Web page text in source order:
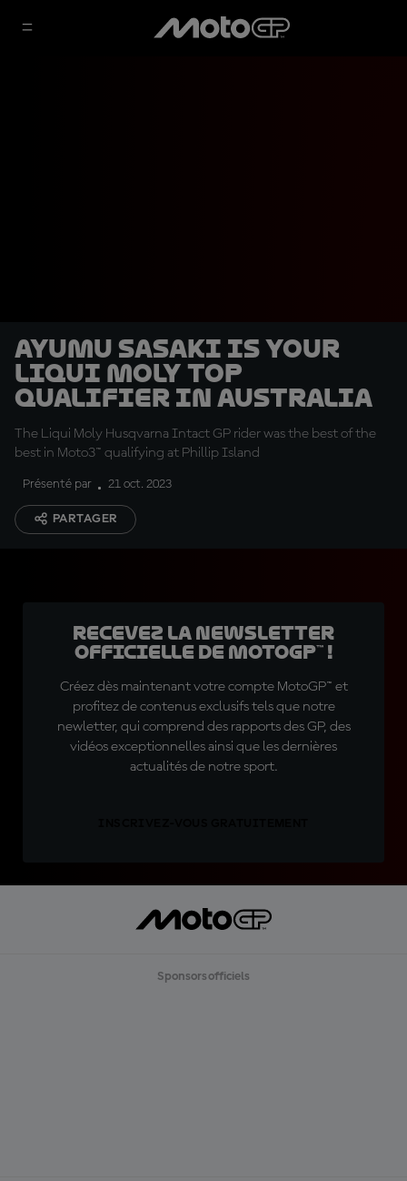
Ayumu Sasaki is your
Liqui Moly top
qualifier in Australia
The Liqui Moly Husqvarna Intact GP rider was the best of the
best in Moto3™ qualifying at Phillip Island
Présenté par 21 oct. 2023
PARTAGER
Recevez la Newsletter
officielle de MotoGP™ !
Créez dès maintenant votre compte MotoGP™ et
profitez de contenus exclusifs tels que notre
newletter, qui comprend des rapports des GP, des
vidéos exceptionnelles ainsi que les dernières
actualités de notre sport.
Sponsors officiels